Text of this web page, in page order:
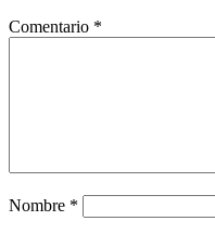
Comentario *
Nombre *